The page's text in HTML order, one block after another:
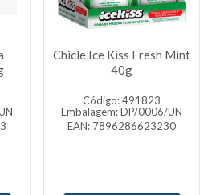
Chicle Ice Kiss Fresh Mint
40g
Código: 491823
Embalagem: DP/0006/UN
EAN: 7896286623230